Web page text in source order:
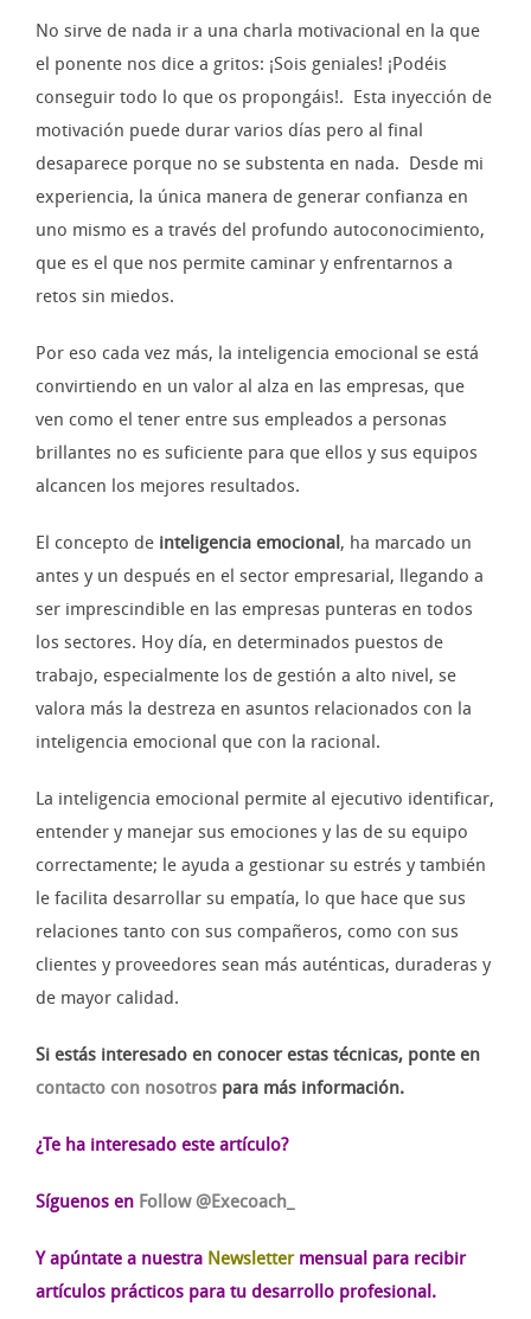
No sirve de nada ir a una charla motivacional en la que
el ponente nos dice a gritos: ¡Sois geniales! ¡Podéis
conseguir todo lo que os propongáis!. Esta inyección de
motivación puede durar varios días pero al final
desaparece porque no se substenta en nada. Desde mi
experiencia, la única manera de generar confianza en
uno mismo es a través del profundo autoconocimiento,
que es el que nos permite caminar y enfrentarnos a
retos sin miedos.
Por eso cada vez más, la inteligencia emocional se está
convirtiendo en un valor al alza en las empresas, que
ven como el tener entre sus empleados a personas
brillantes no es suficiente para que ellos y sus equipos
alcancen los mejores resultados.
El concepto de inteligencia emocional , ha marcado un
antes y un después en el sector empresarial, llegando a
ser imprescindible en las empresas punteras en todos
los sectores. Hoy día, en determinados puestos de
trabajo, especialmente los de gestión a alto nivel, se
valora más la destreza en asuntos relacionados con la
inteligencia emocional que con la racional.
La inteligencia emocional permite al ejecutivo identificar,
entender y manejar sus emociones y las de su equipo
correctamente; le ayuda a gestionar su estrés y también
le facilita desarrollar su empatía, lo que hace que sus
relaciones tanto con sus compañeros, como con sus
clientes y proveedores sean más auténticas, duraderas y
de mayor calidad.
Si estás interesado en conocer estas técnicas, ponte en
contacto con nosotros para más información.
¿Te ha interesado este artículo?
Síguenos en Follow @Execoach_
Y apúntate a nuestra Newslettermensual para recibir
artículos prácticos para tu desarrollo profesional.